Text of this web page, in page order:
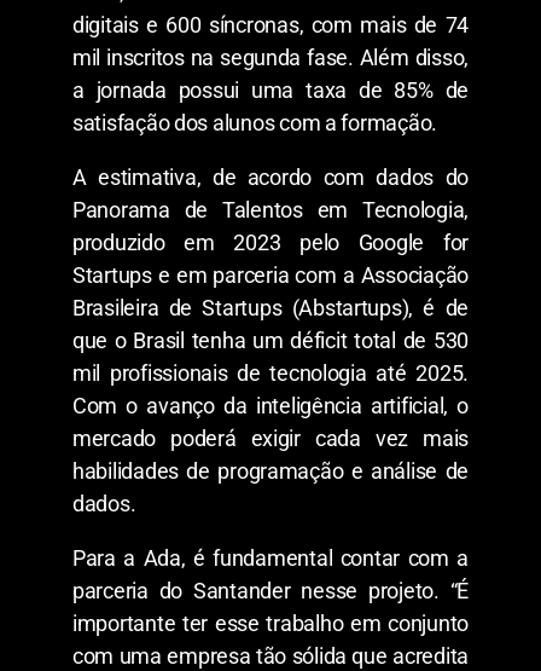
digitais e 600 síncronas, com mais de 74
mil inscritos na segunda fase. Além disso,
a jornada possui uma taxa de 85% de
satisfação dos alunos com a formação.
A estimativa, de acordo com dados do
Panorama de Talentos em Tecnologia,
produzido em 2023 pelo Google for
Startups e em parceria com a Associação
Brasileira de Startups (Abstartups), é de
que o Brasil tenha um déficit total de 530
mil profissionais de tecnologia até 2025.
Com o avanço da inteligência artificial, o
mercado poderá exigir cada vez mais
habilidades de programação e análise de
dados.
Para a Ada, é fundamental contar com a
parceria do Santander nesse projeto. “É
importante ter esse trabalho em conjunto
com uma empresa tão sólida que acredita